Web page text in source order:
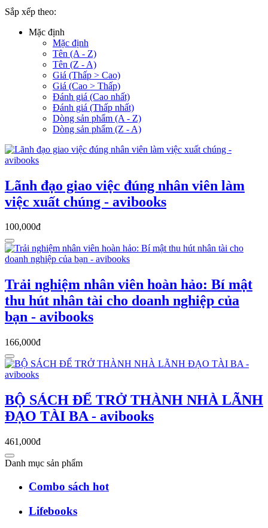
Sắp xếp theo:
Mặc định
Mặc định
Tên (A - Z)
Tên (Z - A)
Giá (Thấp > Cao)
Giá (Cao > Thấp)
Đánh giá (Cao nhất)
Đánh giá (Thấp nhất)
Dòng sản phẩm (A - Z)
Dòng sản phẩm (Z - A)
Lãnh đạo giao việc đúng nhân viên làm
việc xuất chúng - avibooks
100,000đ
Trải nghiệm nhân viên hoàn hảo: Bí mật
thu hút nhân tài cho doanh nghiệp của
bạn - avibooks
166,000đ
BỘ SÁCH ĐỂ TRỞ THÀNH NHÀ LÃNH
ĐẠO TÀI BA - avibooks
461,000đ
Danh mục sản phẩm
Combo sách hot
Lifebooks